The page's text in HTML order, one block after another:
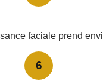
faciale prend
6